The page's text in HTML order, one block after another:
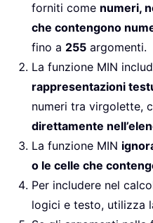
forniti come numeri,
che contengono
fino a 255 argomenti.
La funzione MIN
rappresentazioni
numeri tra virgolette,
direttamente
La funzione MIN
o le celle che
Per includere nel
logici e testo, utilizza